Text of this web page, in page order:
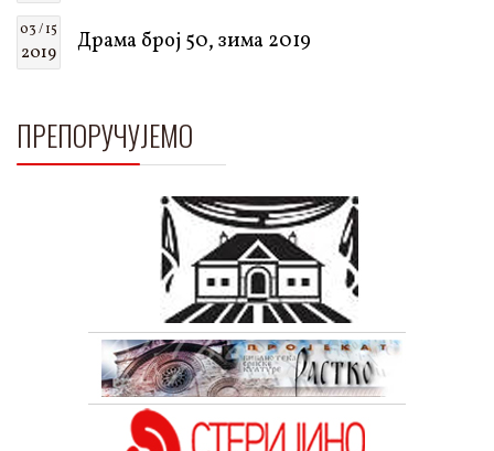
03 / 15
2019 Драма број 50, зима 2019
ПРЕПОРУЧУЈЕМО